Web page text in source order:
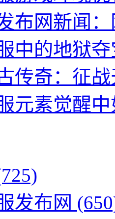
布网新闻
中的地狱
传奇：征
元素觉醒
发布网